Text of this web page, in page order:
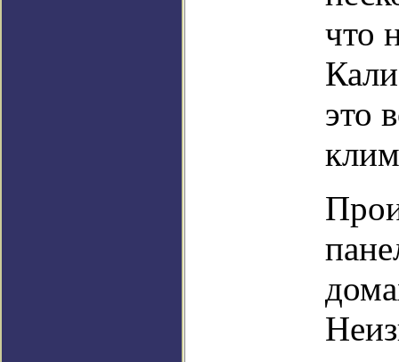
что
это